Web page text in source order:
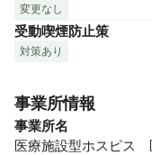
変更なし
受動喫煙防止策
対策あり
事業所情報
事業所名
医療施設型ホスピス